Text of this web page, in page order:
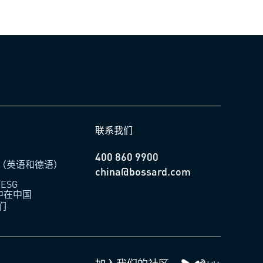
英语和德语）
在中国
联系我们
400 860 9900
china@bossard.com